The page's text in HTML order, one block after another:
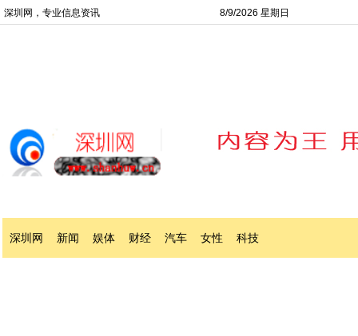
深圳网，专业信息资讯 8/9/2026 星期日
深圳网 新闻 娱体 财经 汽车 女性 科技